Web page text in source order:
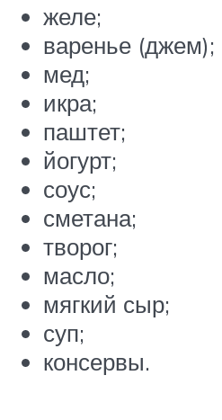
желе;
варенье (джем);
мед;
икра;
паштет;
йогурт;
соус;
сметана;
творог;
масло;
мягкий сыр;
суп;
консервы.